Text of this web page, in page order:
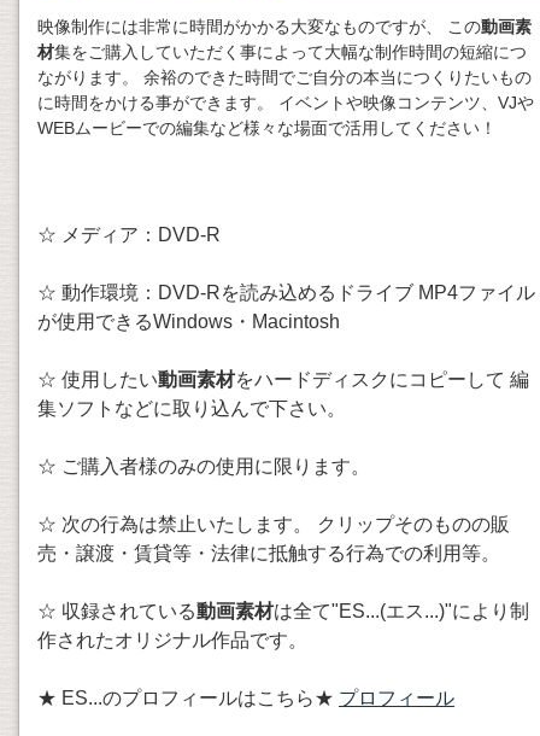
映像制作には非常に時間がかかる大変なものですが、 この動画素
材集をご購入していただく事によって大幅な制作時間の短縮につ
ながります。 余裕のできた時間でご自分の本当につくりたいもの
に時間をかける事ができます。 イベントや映像コンテンツ、VJや
WEBムービーでの編集など様々な場面で活用してください！
☆ メディア：DVD-R
☆ 動作環境：DVD-Rを読み込めるドライブ MP4ファイル
が使用できるWindows・Macintosh
☆ 使用したい動画素材をハードディスクにコピーして 編
集ソフトなどに取り込んで下さい。
☆ ご購入者様のみの使用に限ります。
☆ 次の行為は禁止いたします。 クリップそのものの販
売・譲渡・賃貸等・法律に抵触する行為での利用等。
☆ 収録されている動画素材は全て"ES...(エス...)"により制
作されたオリジナル作品です。
★ ES...のプロフィールはこちら★ プロフィール